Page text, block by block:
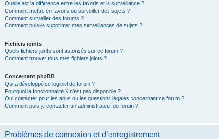
Quelle est la différence entre les favoris et la surveillance ?
Comment mettre en favoris ou surveiller des sujets ?
Comment surveiller des forums ?
Comment puis-je supprimer mes surveillances de sujets ?
Fichiers joints
Quels fichiers joints sont autorisés sur ce forum ?
Comment trouver tous mes fichiers joints ?
Concernant phpBB
Qui a développé ce logiciel de forum ?
Pourquoi la fonctionnalité X n’est pas disponible ?
Qui contacter pour les abus ou les questions légales concernant ce forum ?
Comment puis-je contacter un administrateur du forum ?
Problèmes de connexion et d’enregistrement